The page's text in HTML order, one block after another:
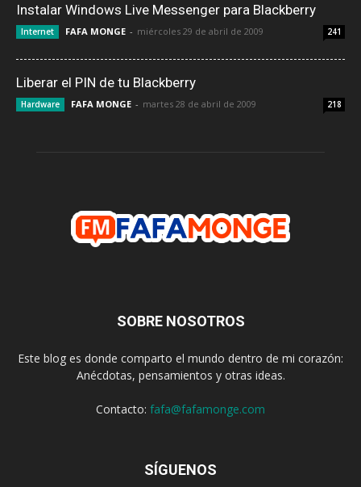
Instalar Windows Live Messenger para Blackberry
Internet FAFA MONGE - miércoles 29 de abril de 2009 241
Liberar el PIN de tu Blackberry
Hardware FAFA MONGE - martes 28 de abril de 2009 218
SOBRE NOSOTROS
Este blog es donde comparto el mundo dentro de mi corazón:
Anécdotas, pensamientos y otras ideas.
Contacto: fafa@fafamonge.com
SÍGUENOS